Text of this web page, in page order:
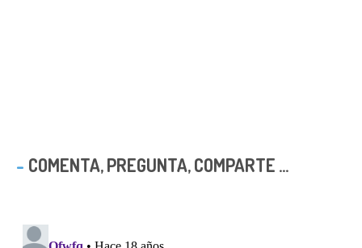
COMENTA, PREGUNTA, COMPARTE ...